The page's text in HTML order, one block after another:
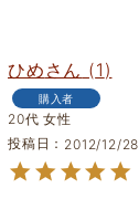
ひめ
1
購入者
20代 女性
投稿日
2012/12/28